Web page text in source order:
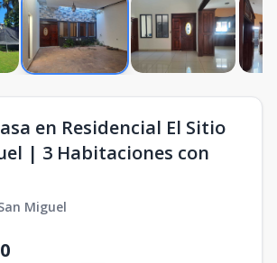
en Residencial El Sitio
| 3 Habitaciones con
Miguel